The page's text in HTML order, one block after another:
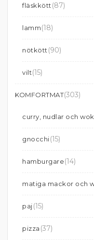
fläskkött (87)
lamm(18)
nötkött (90)
vilt(15)
KOMFORTMAT(303)
curry, nudlar och wok
gnocchi(15)
hamburgare(14)
matiga mackor och
paj(15)
pizza (37)